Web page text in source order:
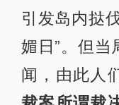
引发岛内挞
媚日”。但当
闻，由此人